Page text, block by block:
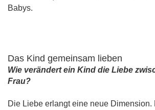
Babys.
Das Kind gemeinsam lieben
Wie verändert ein Kind die Liebe
Frau?
Die Liebe erlangt eine neue Dimension.